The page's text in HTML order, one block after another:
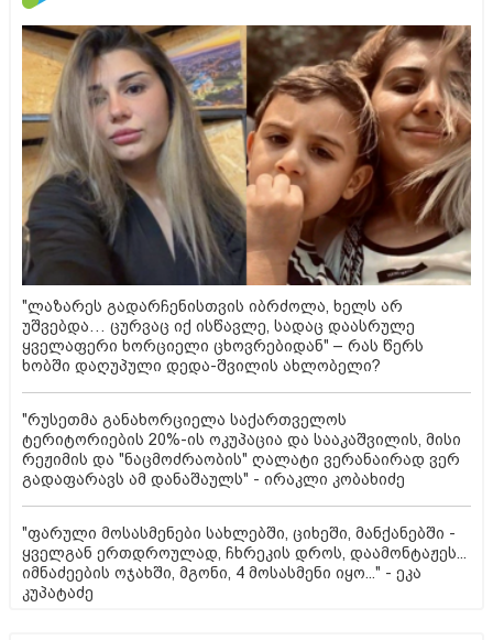
"ლაზარეს გადარჩენისთვის იბრძოლა, ხელს არ
უშვებდა… ცურვაც იქ ისწავლე, სადაც დაასრულე
ყველაფერი ხორციელი ცხოვრებიდან" – რას წერს
ხობში დაღუპული დედა-შვილის ახლობელი?
"რუსეთმა განახორციელა საქართველოს
ტერიტორიების 20%-ის ოკუპაცია და სააკაშვილის, მისი
რეჟიმის და "ნაცმოძრაობის" ღალატი ვერანაირად ვერ
გადაფარავს ამ დანაშაულს" - ირაკლი კობახიძე
"ფარული მოსასმენები სახლებში, ციხეში, მანქანებში -
ყველგან ერთდროულად, ჩხრეკის დროს, დაამონტაჟეს...
იმნაძეების ოჯახში, მგონი, 4 მოსასმენი იყო..." - ეკა
კუპატაძე